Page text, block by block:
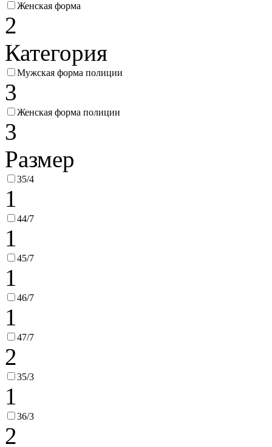
Женская форма
2
Категория
Мужская форма полиции
3
Женская форма полиции
3
Размер
35/4
1
44/7
1
45/7
1
46/7
1
47/7
2
35/3
1
36/3
2